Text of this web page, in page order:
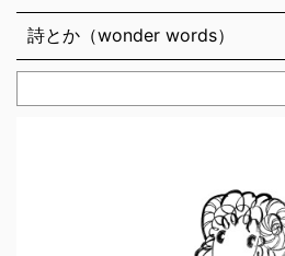
詩とか（wonder words）